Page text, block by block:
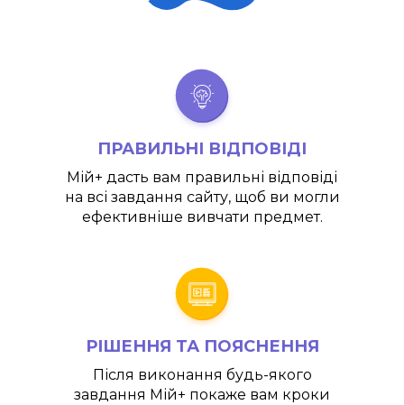
ПРАВИЛЬНІ ВІДПОВІДІ
Мій+ дасть вам правильні відповіді
на всі завдання сайту, щоб ви могли
ефективніше вивчати предмет.
РІШЕННЯ ТА ПОЯСНЕННЯ
Після виконання будь-якого
завдання Мій+ покаже вам кроки